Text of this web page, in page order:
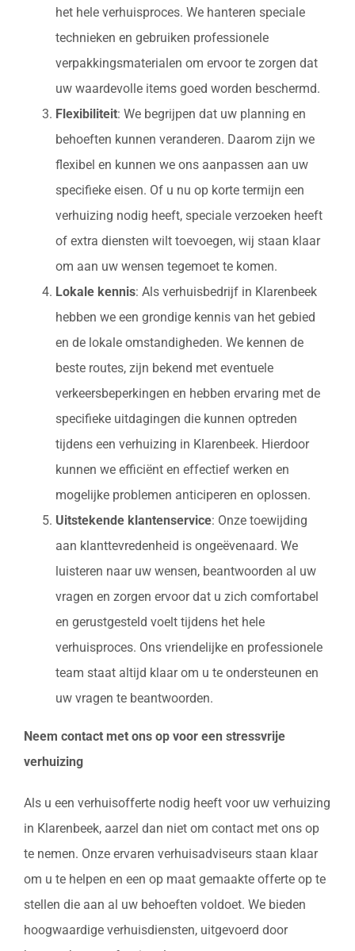
het hele verhuisproces. We hanteren speciale
technieken en gebruiken professionele
verpakkingsmaterialen om ervoor te zorgen dat
uw waardevolle items goed worden beschermd.
Flexibiliteit: We begrijpen dat uw planning en
behoeften kunnen veranderen. Daarom zijn we
flexibel en kunnen we ons aanpassen aan uw
specifieke eisen. Of u nu op korte termijn een
verhuizing nodig heeft, speciale verzoeken heeft
of extra diensten wilt toevoegen, wij staan klaar
om aan uw wensen tegemoet te komen.
Lokale kennis: Als verhuisbedrijf in Klarenbeek
hebben we een grondige kennis van het gebied
en de lokale omstandigheden. We kennen de
beste routes, zijn bekend met eventuele
verkeersbeperkingen en hebben ervaring met de
specifieke uitdagingen die kunnen optreden
tijdens een verhuizing in Klarenbeek. Hierdoor
kunnen we efficiënt en effectief werken en
mogelijke problemen anticiperen en oplossen.
Uitstekende klantenservice: Onze toewijding
aan klanttevredenheid is ongeëvenaard. We
luisteren naar uw wensen, beantwoorden al uw
vragen en zorgen ervoor dat u zich comfortabel
en gerustgesteld voelt tijdens het hele
verhuisproces. Ons vriendelijke en professionele
team staat altijd klaar om u te ondersteunen en
uw vragen te beantwoorden.
Neem contact met ons op voor een stressvrije
verhuizing
Als u een verhuisofferte nodig heeft voor uw verhuizing
in Klarenbeek, aarzel dan niet om contact met ons op
te nemen. Onze ervaren verhuisadviseurs staan klaar
om u te helpen en een op maat gemaakte offerte op te
stellen die aan al uw behoeften voldoet. We bieden
hoogwaardige verhuisdiensten, uitgevoerd door